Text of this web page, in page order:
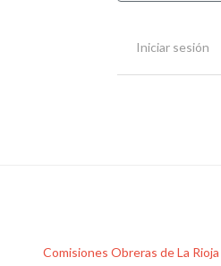
Iniciar sesión
Comisiones Obreras de La Rioja